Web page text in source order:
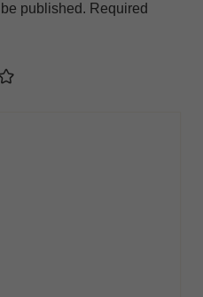
published. Required